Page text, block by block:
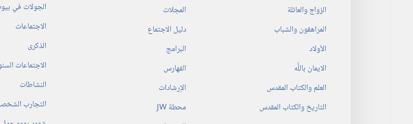
الزواج والعائلة
المراهقون والشباب
الأولاد
الايمان باللّٰه
العلم والكتاب المقدس
التاريخ والكتاب المقدس
المجلات
دليل الاجتماع
البرامج
الفهارس
الإرشادات
محطة‏ ‏JW
الجولات في
الاجتماعات
الذكرى
الاجتماعات
النشاطات
التجارب